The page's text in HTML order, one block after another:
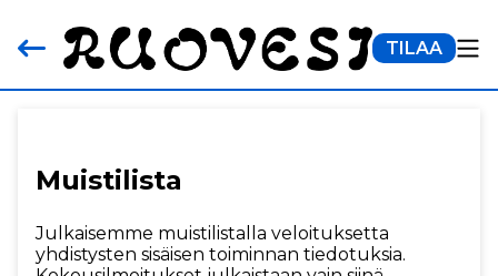
TILAA
Muistilista
Julkaisemme muistilistalla veloituksetta
yhdistysten sisäisen toiminnan tiedotuksia.